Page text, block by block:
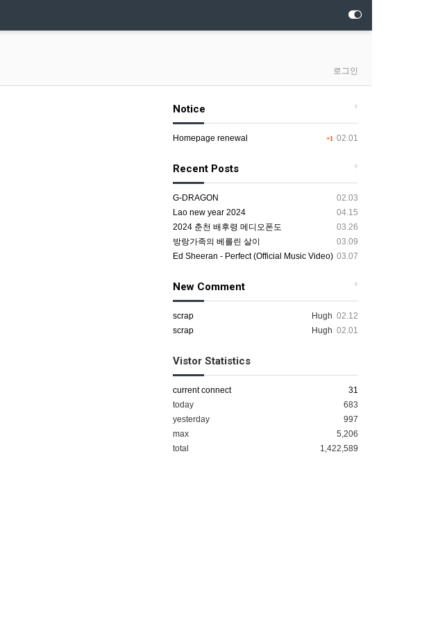
로그인
+
Notice
+1 02.01
Homepage renewal
+
Recent Posts
02.03
G-DRAGON
04.15
Lao new year 2024
03.26
2024 춘천 배후령 메디오폰도
03.09
방랑가족의 베를린 살이
03.07
Ed Sheeran - Perfect (Official Music Video)
+
New Comment
Hugh 02.12
scrap
Hugh 02.01
scrap
Vistor Statistics
current connect
31
today
683
yesterday
997
max
5,206
total
1,422,589